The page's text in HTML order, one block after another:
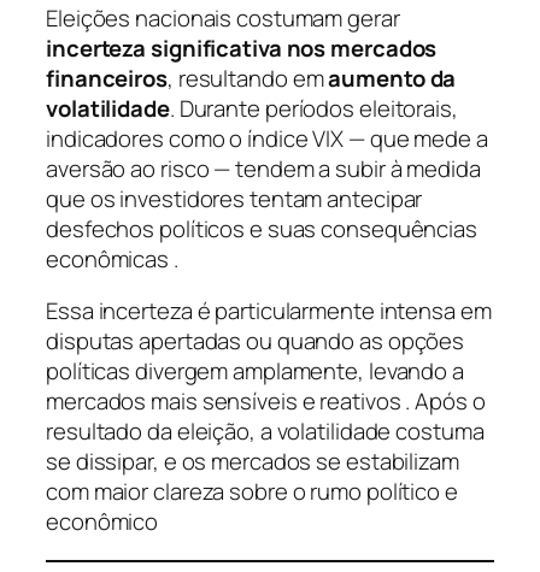
Eleições nacionais costumam gerar
incerteza significativa nos mercados
financeiros, resultando emaumento da
volatilidade. Durante períodos eleitorais,
indicadores como o índice VIX — que mede a
aversão ao risco — tendem a subir à medida
que os investidores tentam antecipar
desfechos políticos e suas consequências
econômicas .
Essa incerteza é particularmente intensa em
disputas apertadas ou quando as opções
políticas divergem amplamente, levando a
mercados mais sensíveis e reativos . Após o
resultado da eleição, a volatilidade costuma
se dissipar, e os mercados se estabilizam
com maior clareza sobre o rumo político e
econômico